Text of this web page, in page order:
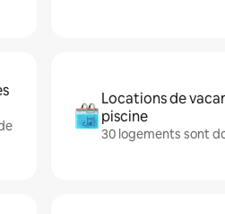
Locations de
piscine
30 logements sont